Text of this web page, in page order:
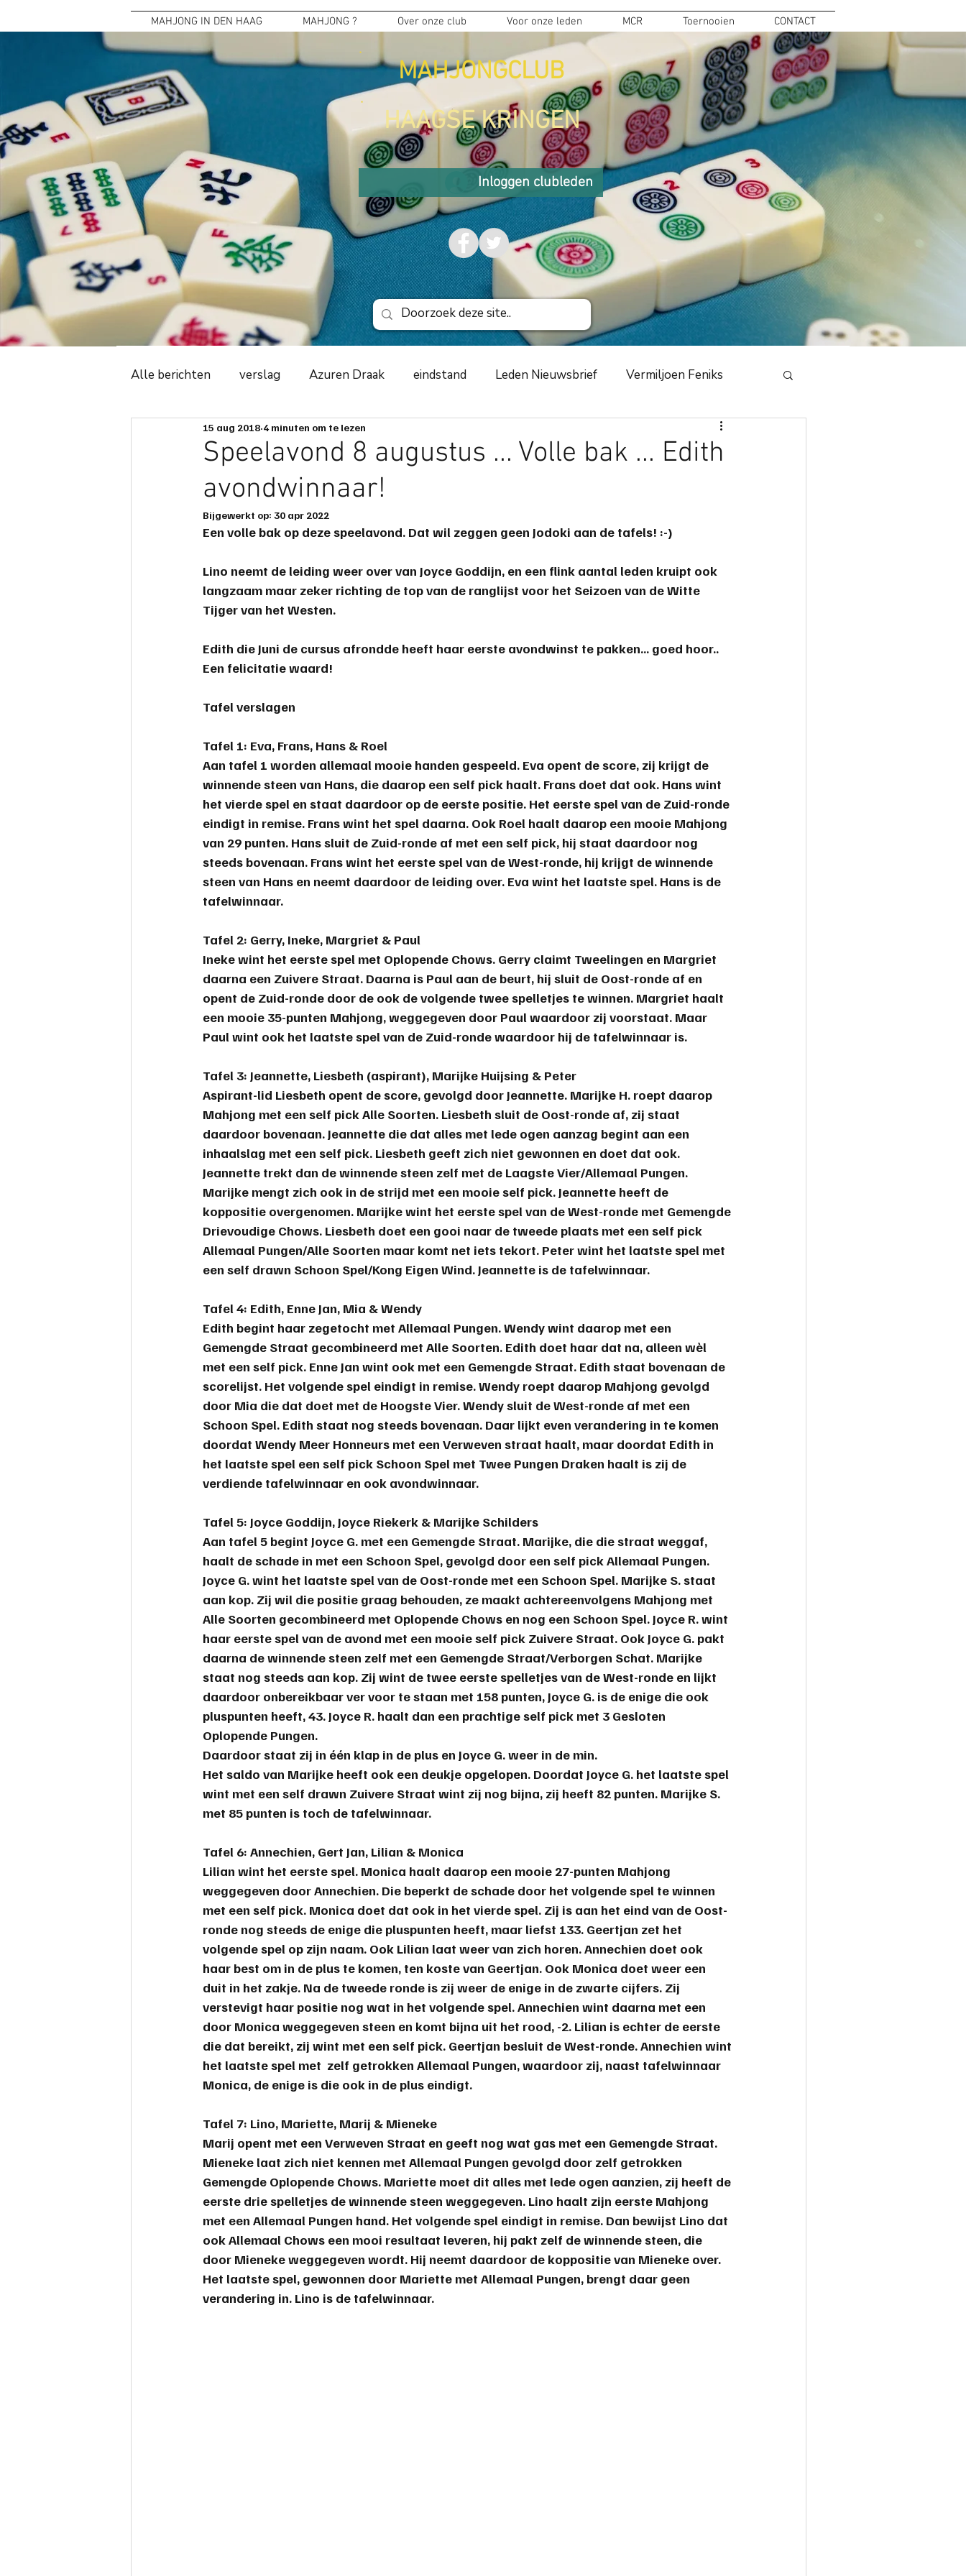
MAHJONG IN DEN HAAG MAHJONG ? Over onze club Voor onze leden MCR Toernooien CONTACT
MAHJONGCLUB
HAAGSE KRINGEN
Inloggen clubleden
Alle berichten verslag Azuren Draak eindstand Leden Nieuwsbrief Vermiljoen Feniks
Witte Tijger 2018 Cursus
ledenadministratie evenement 2019
spelregels spelbeheersing
safemahjong
Speelavond 8 augustus ... Volle bak ... Edith
avondwinnaar!
15 aug 2018 4 minuten om te lezen
Bijgewerkt op: 30 apr 2022
Een volle bak op deze speelavond. Dat wil zeggen geen Jodoki aan de tafels! :-)
Lino neemt de leiding weer over van Joyce Goddijn, en een flink aantal leden kruipt ook
langzaam maar zeker richting de top van de ranglijst voor het Seizoen van de Witte
Tijger van het Westen.
Edith die Juni de cursus afrondde heeft haar eerste avondwinst te pakken... goed hoor..
Een felicitatie waard!
Tafel verslagen
Tafel 1: Eva, Frans, Hans & Roel
Aan tafel 1 worden allemaal mooie handen gespeeld. Eva opent de score, zij krijgt de
winnende steen van Hans, die daarop een self pick haalt. Frans doet dat ook. Hans wint
het vierde spel en staat daardoor op de eerste positie. Het eerste spel van de Zuid-ronde
eindigt in remise. Frans wint het spel daarna. Ook Roel haalt daarop een mooie Mahjong
van 29 punten. Hans sluit de Zuid-ronde af met een self pick, hij staat daardoor nog
steeds bovenaan. Frans wint het eerste spel van de West-ronde, hij krijgt de winnende
steen van Hans en neemt daardoor de leiding over. Eva wint het laatste spel. Hans is de
tafelwinnaar.
Tafel 2: Gerry, Ineke, Margriet & Paul
Ineke wint het eerste spel met Oplopende Chows. Gerry claimt Tweelingen en Margriet
daarna een Zuivere Straat. Daarna is Paul aan de beurt, hij sluit de Oost-ronde af en
opent de Zuid-ronde door de ook de volgende twee spelletjes te winnen. Margriet haalt
een mooie 35-punten Mahjong, weggegeven door Paul waardoor zij voorstaat. Maar
Paul wint ook het laatste spel van de Zuid-ronde waardoor hij de tafelwinnaar is.
Tafel 3: Jeannette, Liesbeth (aspirant), Marijke Huijsing & Peter
Aspirant-lid Liesbeth opent de score, gevolgd door Jeannette. Marijke H. roept daarop
Mahjong met een self pick Alle Soorten. Liesbeth sluit de Oost-ronde af, zij staat
daardoor bovenaan. Jeannette die dat alles met lede ogen aanzag begint aan een
inhaalslag met een self pick. Liesbeth geeft zich niet gewonnen en doet dat ook.
Jeannette trekt dan de winnende steen zelf met de Laagste Vier/Allemaal Pungen.
Marijke mengt zich ook in de strijd met een mooie self pick. Jeannette heeft de
koppositie overgenomen. Marijke wint het eerste spel van de West-ronde met Gemengde
Drievoudige Chows. Liesbeth doet een gooi naar de tweede plaats met een self pick
Allemaal Pungen/Alle Soorten maar komt net iets tekort. Peter wint het laatste spel met
een self drawn Schoon Spel/Kong Eigen Wind. Jeannette is de tafelwinnaar.
Tafel 4: Edith, Enne Jan, Mia & Wendy
Edith begint haar zegetocht met Allemaal Pungen. Wendy wint daarop met een
Gemengde Straat gecombineerd met Alle Soorten. Edith doet haar dat na, alleen wèl
met een self pick. Enne Jan wint ook met een Gemengde Straat. Edith staat bovenaan de
scorelijst. Het volgende spel eindigt in remise. Wendy roept daarop Mahjong gevolgd
door Mia die dat doet met de Hoogste Vier. Wendy sluit de West-ronde af met een
Schoon Spel. Edith staat nog steeds bovenaan. Daar lijkt even verandering in te komen
doordat Wendy Meer Honneurs met een Verweven straat haalt, maar doordat Edith in
het laatste spel een self pick Schoon Spel met Twee Pungen Draken haalt is zij de
verdiende tafelwinnaar en ook avondwinnaar.
Tafel 5: Joyce Goddijn, Joyce Riekerk & Marijke Schilders
Aan tafel 5 begint Joyce G. met een Gemengde Straat. Marijke, die die straat weggaf,
haalt de schade in met een Schoon Spel, gevolgd door een self pick Allemaal Pungen.
Joyce G. wint het laatste spel van de Oost-ronde met een Schoon Spel. Marijke S. staat
aan kop. Zij wil die positie graag behouden, ze maakt achtereenvolgens Mahjong met
Alle Soorten gecombineerd met Oplopende Chows en nog een Schoon Spel. Joyce R. wint
haar eerste spel van de avond met een mooie self pick Zuivere Straat. Ook Joyce G. pakt
daarna de winnende steen zelf met een Gemengde Straat/Verborgen Schat. Marijke
staat nog steeds aan kop. Zij wint de twee eerste spelletjes van de West-ronde en lijkt
daardoor onbereikbaar ver voor te staan met 158 punten, Joyce G. is de enige die ook
pluspunten heeft, 43. Joyce R. haalt dan een prachtige self pick met 3 Gesloten
Oplopende Pungen.
Daardoor staat zij in één klap in de plus en Joyce G. weer in de min.
Het saldo van Marijke heeft ook een deukje opgelopen. Doordat Joyce G. het laatste spel
wint met een self drawn Zuivere Straat wint zij nog bijna, zij heeft 82 punten. Marijke S.
met 85 punten is toch de tafelwinnaar.
Tafel 6: Annechien, Gert Jan, Lilian & Monica
Lilian wint het eerste spel. Monica haalt daarop een mooie 27-punten Mahjong
weggegeven door Annechien. Die beperkt de schade door het volgende spel te winnen
met een self pick. Monica doet dat ook in het vierde spel. Zij is aan het eind van de Oost-
ronde nog steeds de enige die pluspunten heeft, maar liefst 133. Geertjan zet het
volgende spel op zijn naam. Ook Lilian laat weer van zich horen. Annechien doet ook
haar best om in de plus te komen, ten koste van Geertjan. Ook Monica doet weer een
duit in het zakje. Na de tweede ronde is zij weer de enige in de zwarte cijfers. Zij
verstevigt haar positie nog wat in het volgende spel. Annechien wint daarna met een
door Monica weggegeven steen en komt bijna uit het rood, -2. Lilian is echter de eerste
die dat bereikt, zij wint met een self pick. Geertjan besluit de West-ronde. Annechien wint
het laatste spel met  zelf getrokken Allemaal Pungen, waardoor zij, naast tafelwinnaar
Monica, de enige is die ook in de plus eindigt.
Tafel 7: Lino, Mariette, Marij & Mieneke
Marij opent met een Verweven Straat en geeft nog wat gas met een Gemengde Straat.
Mieneke laat zich niet kennen met Allemaal Pungen gevolgd door zelf getrokken
Gemengde Oplopende Chows. Mariette moet dit alles met lede ogen aanzien, zij heeft de
eerste drie spelletjes de winnende steen weggegeven. Lino haalt zijn eerste Mahjong
met een Allemaal Pungen hand. Het volgende spel eindigt in remise. Dan bewijst Lino dat
ook Allemaal Chows een mooi resultaat leveren, hij pakt zelf de winnende steen, die
door Mieneke weggegeven wordt. Hij neemt daardoor de koppositie van Mieneke over.
Het laatste spel, gewonnen door Mariette met Allemaal Pungen, brengt daar geen
verandering in. Lino is de tafelwinnaar.